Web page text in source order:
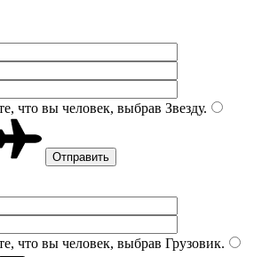
что вы человек, выбрав Звезду.
что вы человек, выбрав Грузовик.